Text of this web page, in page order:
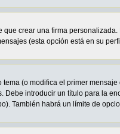
que crear una firma
(esta opción está en su
(o modifica el primer
Debe introducir un título para la
También habrá un límite de